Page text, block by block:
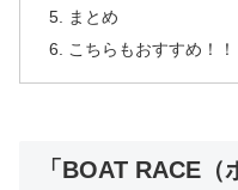
まとめ
こちらもおすすめ！！
「BOAT RACE